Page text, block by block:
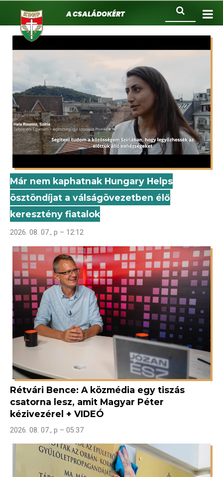
tartalomra
KDNPA családokért.
Már nem kaphatnak Hungary Helps
ösztöndíjat a válságövezetben élő
keresztény fiatalok
2026. 08. 07., p – 12:12
Rétvári Bence: A közmédia egy tiszás
csatorna lesz, amit Magyar Péter
kézivezérel + VIDEÓ
2026. 08. 07., p – 05:37